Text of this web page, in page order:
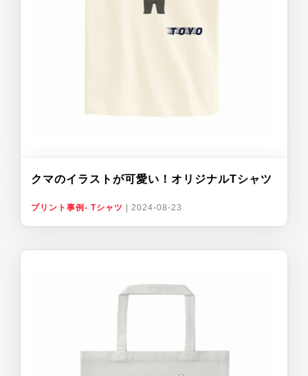
クマのイラストが可愛い！オリジナルTシャツ
プリント事例- Tシャツ 2024-08-23